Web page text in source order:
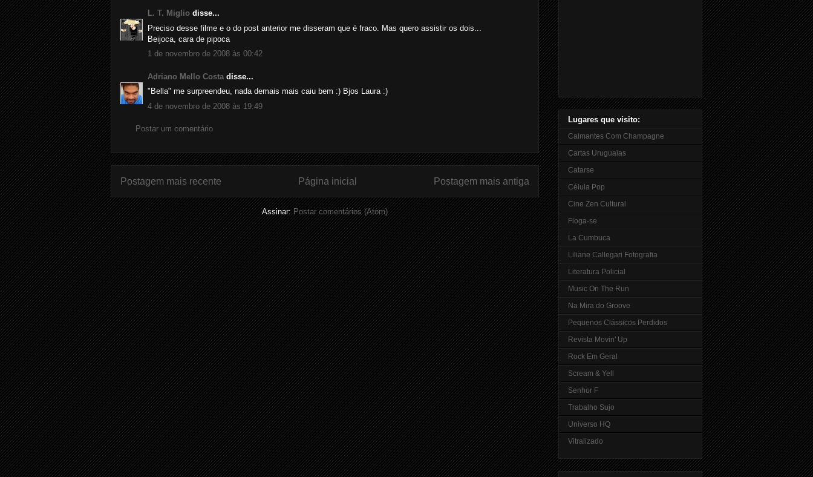
L. T. Miglio disse...
Preciso desse filme e o do post anterior me disseram que é fraco. Mas quero assistir os dois...
Beijoca, cara de pipoca
1 de novembro de 2008 às 00:42
Adriano Mello Costa disse...
"Bella" me surpreendeu, nada demais mais caiu bem :) Bjos Laura :)
4 de novembro de 2008 às 19:49
Postar um comentário
Postagem mais recente Postagem mais antiga
Página inicial
Assinar:Postar comentários (Atom)
Lugares que visito:
Calmantes Com Champagne
Cartas Uruguaias
Catarse
Célula Pop
Cine Zen Cultural
Floga-se
La Cumbuca
Liliane Callegari Fotografia
Literatura Policial
Music On The Run
Na Mira do Groove
Pequenos Clássicos Perdidos
Revista Movin' Up
Rock Em Geral
Scream & Yell
Senhor F
Trabalho Sujo
Universo HQ
Vitralizado